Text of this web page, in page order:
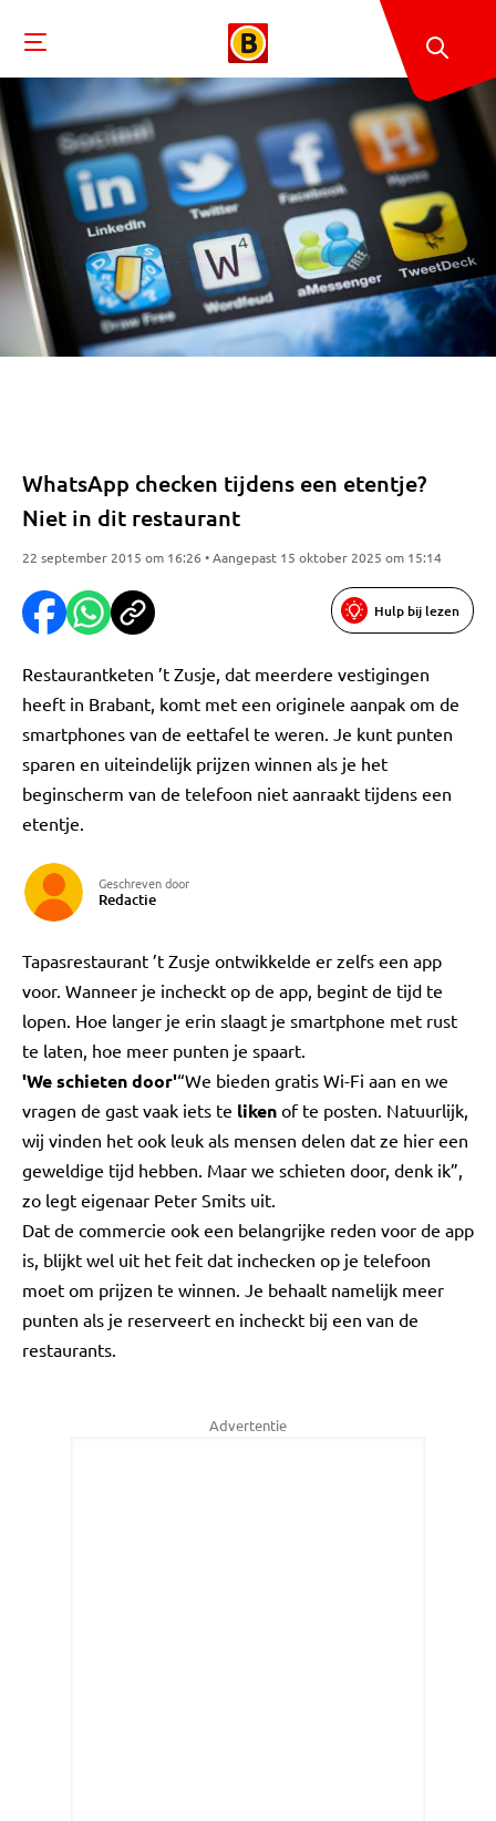
WhatsApp checken tijdens een etentje?
Niet in dit restaurant
22 september 2015 om 16:26 • Aangepast 15 oktober 2025 om 15:14
Hulp bij lezen
Restaurantketen ’t Zusje, dat meerdere vestigingen
heeft in Brabant, komt met een originele aanpak om de
smartphones van de eettafel te weren. Je kunt punten
sparen en uiteindelijk prijzen winnen als je het
beginscherm van de telefoon niet aanraakt tijdens een
etentje.
Geschreven door
Redactie
Tapasrestaurant ’t Zusje ontwikkelde er zelfs een app
voor. Wanneer je incheckt op de app, begint de tijd te
lopen. Hoe langer je erin slaagt je smartphone met rust
te laten, hoe meer punten je spaart.
'We schieten door'“We bieden gratis Wi-Fi aan en we
vragen de gast vaak iets te liken of te posten. Natuurlijk,
wij vinden het ook leuk als mensen delen dat ze hier een
geweldige tijd hebben. Maar we schieten door, denk ik”,
zo legt eigenaar Peter Smits uit.
Dat de commercie ook een belangrijke reden voor de app
is, blijkt wel uit het feit dat inchecken op je telefoon
moet om prijzen te winnen. Je behaalt namelijk meer
punten als je reserveert en incheckt bij een van de
restaurants.
Advertentie